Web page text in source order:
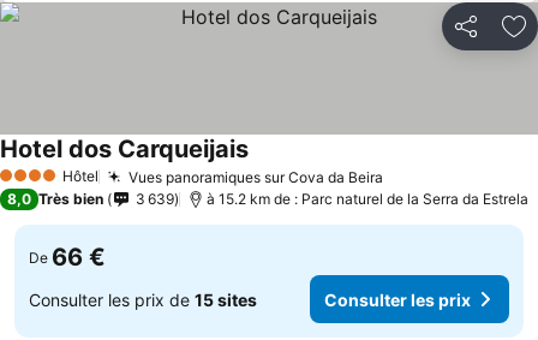
Partager
4 Étoiles Hôtel Vues panoramiques sur Cova da Beira
Hotel dos CarqueijaisConsulter les prix
8,0 Très bien 3 639 à 15.2 km de : Parc naturel de la Serra da Estrela
De 66 €
Consulter les prix de 15 sites Consulter les prix